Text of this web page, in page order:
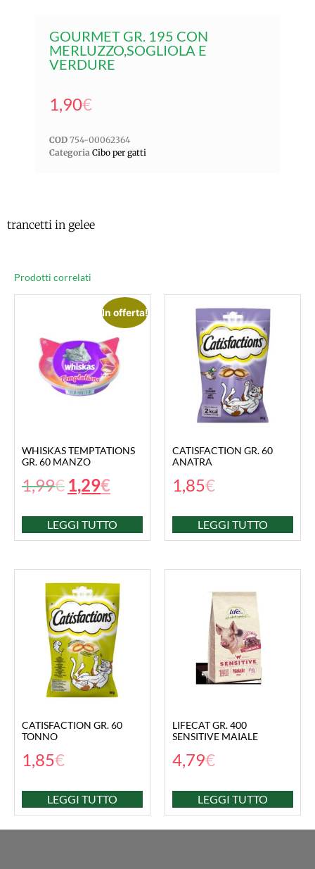
GOURMET GR. 195 CON
MERLUZZO,SOGLIOLA E
VERDURE
1,90€
COD 754-00062364
Categoria Cibo per gatti
trancetti in gelee
Prodotti correlati
In offerta!
WHISKAS TEMPTATIONS
GR. 60 MANZO
1,99€ 1,29€
LEGGI TUTTO
CATISFACTION GR. 60
ANATRA
1,85€
LEGGI TUTTO
CATISFACTION GR. 60
TONNO
1,85€
LEGGI TUTTO
LIFECAT GR. 400
SENSITIVE MAIALE
4,79€
LEGGI TUTTO